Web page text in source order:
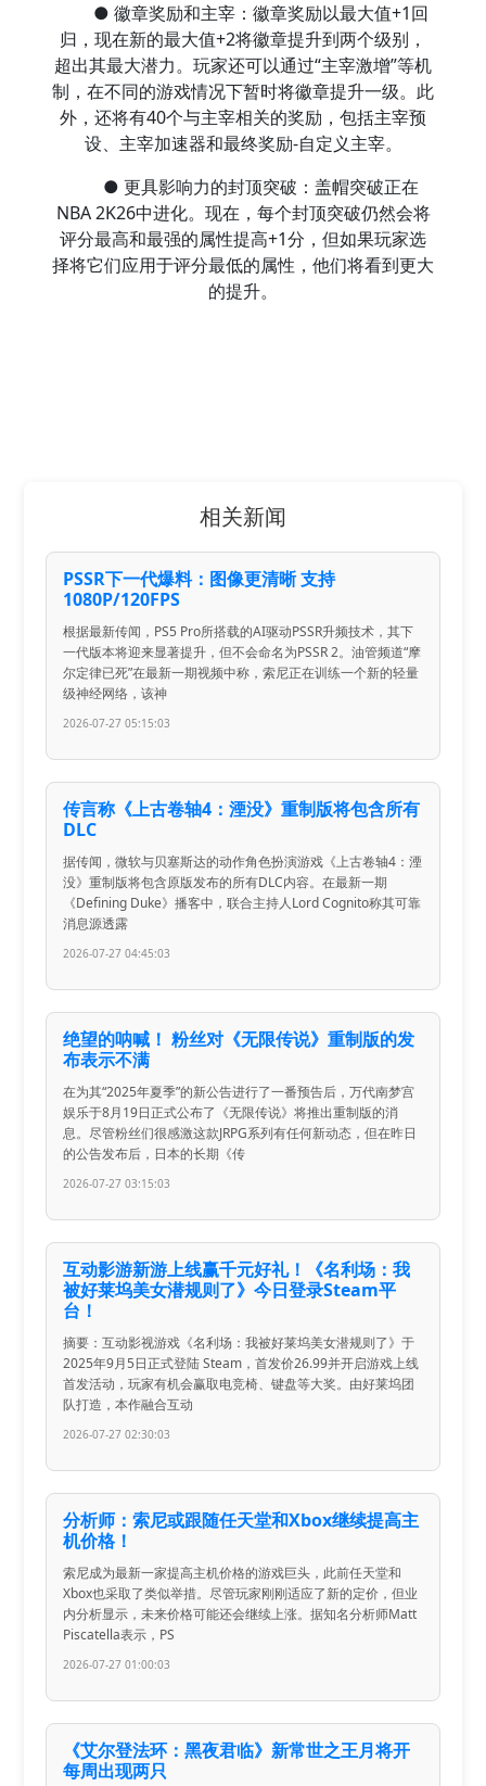
● 徽章奖励和主宰：徽章奖励以最大值+1回
归，现在新的最大值+2将徽章提升到两个级别，
超出其最大潜力。玩家还可以通过“主宰激增”等机
制，在不同的游戏情况下暂时将徽章提升一级。此
外，还将有40个与主宰相关的奖励，包括主宰预
设、主宰加速器和最终奖励-自定义主宰。
● 更具影响力的封顶突破：盖帽突破正在
NBA 2K26中进化。现在，每个封顶突破仍然会将
评分最高和最强的属性提高+1分，但如果玩家选
择将它们应用于评分最低的属性，他们将看到更大
的提升。
相关新闻
PSSR下一代爆料：图像更清晰 支持
1080P/120FPS
根据最新传闻，PS5 Pro所搭载的AI驱动PSSR升频技术，其下
一代版本将迎来显著提升，但不会命名为PSSR 2。油管频道“摩
尔定律已死”在最新一期视频中称，索尼正在训练一个新的轻量
级神经网络，该神
2026-07-27 05:15:03
传言称《上古卷轴4：湮没》重制版将包含所有
DLC
据传闻，微软与贝塞斯达的动作角色扮演游戏《上古卷轴4：湮
没》重制版将包含原版发布的所有DLC内容。在最新一期
《Defining Duke》播客中，联合主持人Lord Cognito称其可靠
消息源透露
2026-07-27 04:45:03
绝望的呐喊！ 粉丝对《无限传说》重制版的发
布表示不满
在为其“2025年夏季”的新公告进行了一番预告后，万代南梦宫
娱乐于8月19日正式公布了《无限传说》将推出重制版的消
息。尽管粉丝们很感激这款JRPG系列有任何新动态，但在昨日
的公告发布后，日本的长期《传
2026-07-27 03:15:03
互动影游新游上线赢千元好礼！《名利场：我
被好莱坞美女潜规则了》今日登录Steam平
台！
摘要：互动影视游戏《名利场：我被好莱坞美女潜规则了》于
2025年9月5日正式登陆 Steam，首发价26.99并开启游戏上线
首发活动，玩家有机会赢取电竞椅、键盘等大奖。由好莱坞团
队打造，本作融合互动
2026-07-27 02:30:03
分析师：索尼或跟随任天堂和Xbox继续提高主
机价格！
索尼成为最新一家提高主机价格的游戏巨头，此前任天堂和
Xbox也采取了类似举措。尽管玩家刚刚适应了新的定价，但业
内分析显示，未来价格可能还会继续上涨。据知名分析师Matt
Piscatella表示，PS
2026-07-27 01:00:03
《艾尔登法环：黑夜君临》新常世之王月将开
每周出现两只